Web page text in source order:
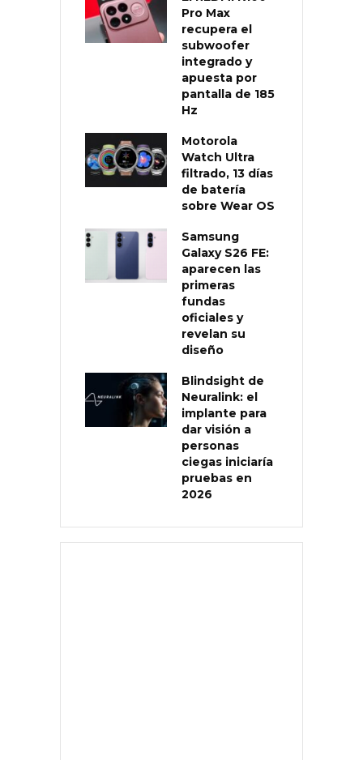
Pro Max
recupera el
subwoofer
integrado y
apuesta por
pantalla de 185
Hz
Motorola
Watch Ultra
filtrado, 13 días
de batería
sobre Wear OS
Samsung
Galaxy S26 FE:
aparecen las
primeras
fundas
oficiales y
revelan su
diseño
Blindsight de
Neuralink: el
implante para
dar visión a
personas
ciegas iniciaría
pruebas en
2026